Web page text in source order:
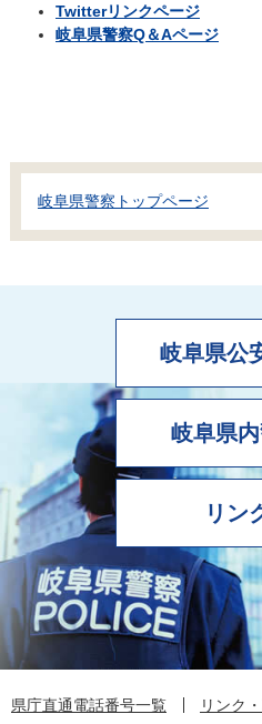
Twitterリンクページ
岐阜県警察Q＆Aページ
岐阜県警察トップページ
岐阜県公
岐阜県
リン
県庁直通電話番号一覧
リンク